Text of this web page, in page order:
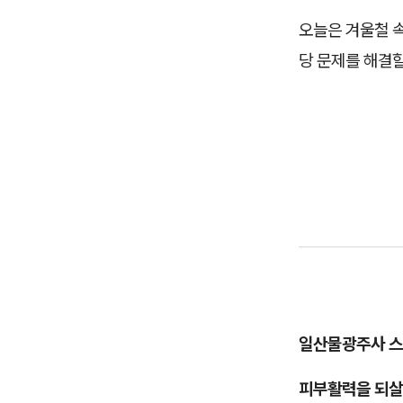
오늘은 겨울철
당 문제를 해결
일산물광주사
피부활력을 되